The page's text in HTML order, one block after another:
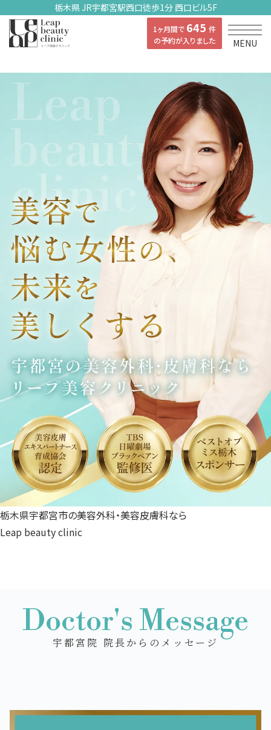
栃木県 JR宇都宮駅西口徒歩1分 西口ビル5F
1ヶ月間で 645 件
の予約が入りました
MENU
栃木県宇都宮市の美容外科・美容皮膚科なら
Leap beauty clinic
Doctor's Message
宇都宮院 院長からのメッセージ